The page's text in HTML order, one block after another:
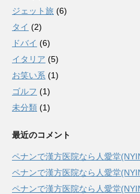
ジェット旅 (6)
タイ (2)
ドバイ (6)
イタリア (5)
お笑い系 (1)
ゴルフ (1)
未分類 (1)
最近のコメント
ペナンで漢方医院なら人愛堂
ペナンで漢方医院なら人愛堂
ペナンで漢方医院なら人愛堂